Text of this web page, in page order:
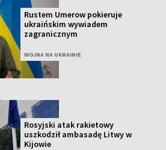
Rustem Umerow pokieruje
ukraińskim wywiadem
zagranicznym
WOJNA NA UKRAINIE
Rosyjski atak rakietowy
uszkodził ambasadę Litwy w
Kijowie